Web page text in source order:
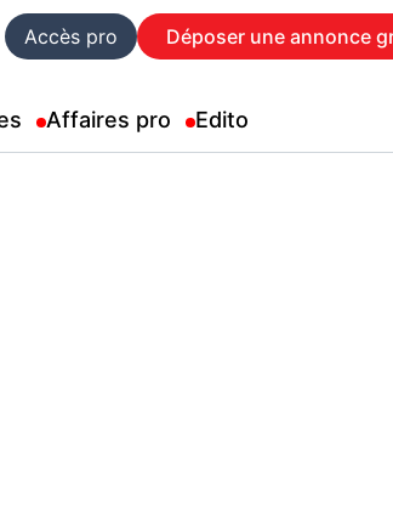
Accès pro Déposer une annonce
Affaires pro Edito